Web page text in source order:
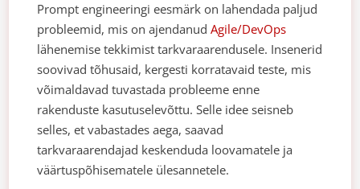
Prompt engineeringi eesmärk on lahendada paljud
probleemid, mis on ajendanudAgile/DevOps
lähenemise tekkimist tarkvaraarendusele. Insenerid
soovivad tõhusaid, kergesti korratavaid teste, mis
võimaldavad tuvastada probleeme enne
rakenduste kasutuselevõttu. Selle idee seisneb
selles, et vabastades aega, saavad
tarkvaraarendajad keskenduda loovamatele ja
väärtuspõhisematele ülesannetele.